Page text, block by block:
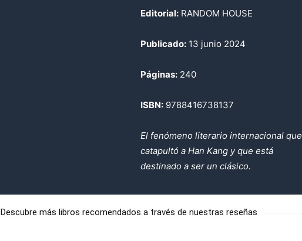
Editorial: RANDOM HOUSE
Publicado: 13 junio 2024
Páginas: 240
ISBN: 9788416738137
El fenómeno literario internacional que
catapultó a Han Kang y que está
destinado a ser un clásico.
Descubre más libros recomendados a través de nuestras reseñas